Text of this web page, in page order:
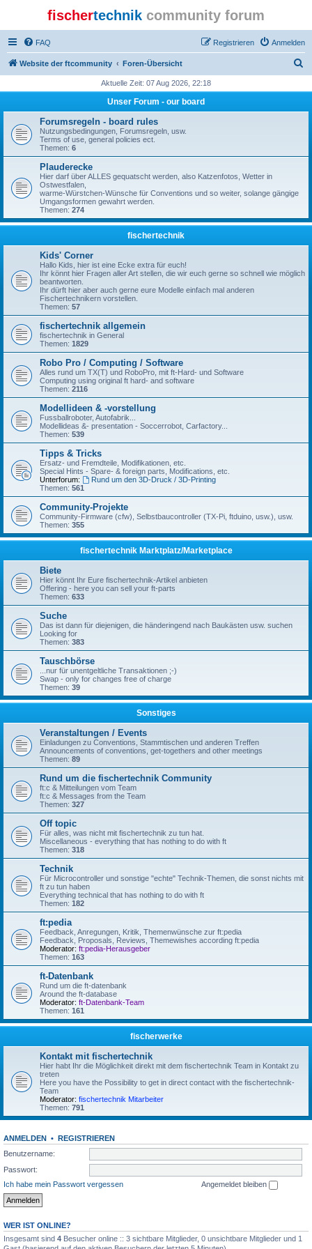
fischertechnik community forum
FAQ Anmelden
Registrieren
Website der ftcommunity Foren-Übersicht
h
Aktuelle Zeit: 07 Aug 2026, 22:18
Unser Forum - our board
Forumsregeln - board rules
Nutzungsbedingungen, Forumsregeln, usw.
Terms of use, general policies ect.
Themen: 6
Plauderecke
Hier darf über ALLES gequatscht werden, also Katzenfotos, Wetter in
Ostwestfalen,
warme-Würstchen-Wünsche für Conventions und so weiter, solange gängige
Umgangsformen gewahrt werden.
Themen: 274
fischertechnik
Kids' Corner
Hallo Kids, hier ist eine Ecke extra für euch!
Ihr könnt hier Fragen aller Art stellen, die wir euch gerne so schnell wie möglich
beantworten.
Ihr dürft hier aber auch gerne eure Modelle einfach mal anderen
Fischertechnikern vorstellen.
Themen: 57
fischertechnik allgemein
fischertechnik in General
Themen: 1829
Robo Pro / Computing / Software
Alles rund um TX(T) und RoboPro, mit ft-Hard- und Software
Computing using original ft hard- and software
Themen: 2116
Modellideen & -vorstellung
Fussballroboter, Autofabrik...
Modellideas &- presentation - Soccerrobot, Carfactory...
Themen: 539
Tipps & Tricks
Ersatz- und Fremdteile, Modifikationen, etc.
Special Hints - Spare- & foreign parts, Modifications, etc.
Unterforum:
Rund um den 3D-Druck / 3D-Printing
Themen: 561
Community-Projekte
Community-Firmware (cfw), Selbstbaucontroller (TX-Pi, ftduino, usw.), usw.
Themen: 355
fischertechnik Marktplatz/Marketplace
Biete
Hier könnt Ihr Eure fischertechnik-Artikel anbieten
Offering - here you can sell your ft-parts
Themen: 633
Suche
Das ist dann für diejenigen, die händeringend nach Baukästen usw. suchen
Looking for
Themen: 383
Tauschbörse
...nur für unentgeltliche Transaktionen ;-)
Swap - only for changes free of charge
Themen: 39
Sonstiges
Veranstaltungen / Events
Einladungen zu Conventions, Stammtischen und anderen Treffen
Announcements of conventions, get-togethers and other meetings
Themen: 89
Rund um die fischertechnik Community
ft:c & Mitteilungen vom Team
ft:c & Messages from the Team
Themen: 327
Off topic
Für alles, was nicht mit fischertechnik zu tun hat.
Miscellaneous - everything that has nothing to do with ft
Themen: 318
Technik
Für Microcontroller und sonstige "echte" Technik-Themen, die sonst nichts mit
ft zu tun haben
Everything technical that has nothing to do with ft
Themen: 182
ft:pedia
Feedback, Anregungen, Kritik, Themenwünsche zur ft:pedia
Feedback, Proposals, Reviews, Themewishes according ft:pedia
Moderator: ft:pedia-Herausgeber
Themen: 163
ft-Datenbank
Rund um die ft-datenbank
Around the ft-database
Moderator: ft-Datenbank-Team
Themen: 161
fischerwerke
Kontakt mit fischertechnik
Hier habt Ihr die Möglichkeit direkt mit dem fischertechnik Team in Kontakt zu
treten
Here you have the Possibility to get in direct contact with the fischertechnik-
Team
Moderator: fischertechnik Mitarbeiter
Themen: 791
ANMELDEN • REGISTRIEREN
Benutzername:
Passwort:
Ich habe mein Passwort vergessen
Angemeldet bleiben
WER IST ONLINE?
Insgesamt sind 4 Besucher online :: 3 sichtbare Mitglieder, 0 unsichtbare Mitglieder und 1